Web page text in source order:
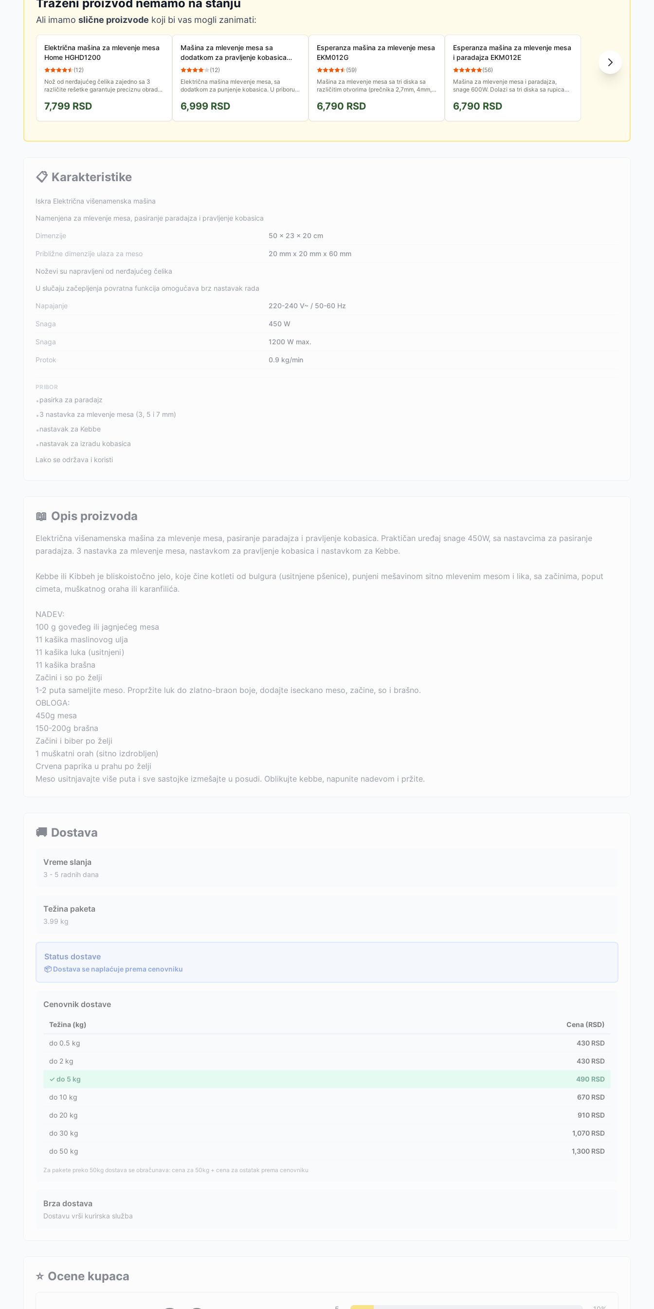
Traženi proizvod nemamo na stanju
Ali imamo slične proizvode koji bi vas mogli zanimati:
Električna mašina za mlevenje mesa
Home HGHD1200
(12)
Nož od nerđajućeg čelika zajedno sa 3
različite rešetke garantuje preciznu obradu.
Funkcija rada unazad...
7,799 RSD
Mašina za mlevenje mesa sa
dodatkom za pravljenje kobasica
Mesko MS4809
(12)
Električna mašina mlevenje mesa, sa
dodatkom za punjenje kobasica. U priboru
različitu krupnoću mlevenja.
6,999 RSD
Esperanza mašina za mlevenje mesa
EKM012G
(59)
Mašina za mlevenje mesa sa tri diska sa
različitim otvorima (prečnika 2,7mm, 4mm,
6,790 RSD
Esperanza mašina za mlevenje mesa
i paradajza EKM012E
(56)
Mašina za mlevenje mesa i paradajza,
snage 600W. Dolazi sa tri diska sa rupicama
kobasica.
6,790 RSD
📋 Karakteristike
Iskra Električna višenamenska mašina
Namenjena za mlevenje mesa, pasiranje paradajza i pravljenje kobasica
Dimenzije 50 x 23 x 20 cm
Približne dimenzije ulaza za meso 20 mm x 20 mm x 60 mm
Noževi su napravljeni od nerđajućeg čelika
U slučaju začepljenja povratna funkcija omogućava brz nastavak rada
Napajanje 220-240 V~ / 50-60 Hz
Snaga 450 W
Snaga 1200 W max.
Protok 0.9 kg/min
PRIBOR
•pasirka za paradajz
•3 nastavka za mlevenje mesa (3, 5 i 7 mm)
•nastavak za Kebbe
•nastavak za izradu kobasica
Lako se održava i koristi
📖 Opis proizvoda
Električna višenamenska mašina za mlevenje mesa, pasiranje paradajza i pravljenje kobasica. Praktičan uređaj snage 450W, sa nastavcima za pasiranje
paradajza. 3 nastavka za mlevenje mesa, nastavkom za pravljenje kobasica i nastavkom za Kebbe.
Kebbe ili Kibbeh je bliskoistočno jelo, koje čine kotleti od bulgura (usitnjene pšenice), punjeni mešavinom sitno mlevenim mesom i lika, sa začinima, poput
cimeta, muškatnog oraha ili karanfilića.
NADEV:
100 g goveđeg ili jagnjećeg mesa
11 kašika maslinovog ulja
11 kašika luka (usitnjeni)
11 kašika brašna
Začini i so po želji
1-2 puta sameljite meso. Propržite luk do zlatno-braon boje, dodajte iseckano meso, začine, so i brašno.
OBLOGA:
450g mesa
150-200g brašna
Začini i biber po želji
1 muškatni orah (sitno izdrobljen)
Crvena paprika u prahu po želji
Meso usitnjavajte više puta i sve sastojke izmešajte u posudi. Oblikujte kebbe, napunite nadevom i pržite.
🚚 Dostava
Vreme slanja
3 - 5 radnih dana
Težina paketa
3.99 kg
Status dostave
📦 Dostava se naplaćuje prema cenovniku
Cenovnik dostave
Težina (kg) Cena (RSD)
do 0.5 kg 430 RSD
do 2 kg 430 RSD
✓ do 5 kg 490 RSD
do 10 kg 670 RSD
do 20 kg 910 RSD
do 30 kg 1,070 RSD
do 50 kg 1,300 RSD
Za pakete preko 50kg dostava se obračunava: cena za 50kg + cena za ostatak prema cenovniku
Brza dostava
Dostavu vrši kurirska služba
⭐ Ocene kupaca